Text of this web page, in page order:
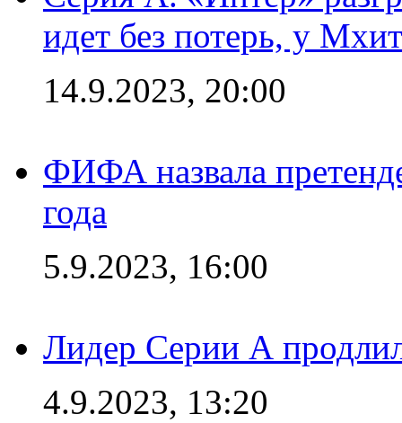
идет без потерь, у
14.9.2023, 20:00
ФИФА назвала
года
5.9.2023, 16:00
Лидер Серии А
4.9.2023, 13:20